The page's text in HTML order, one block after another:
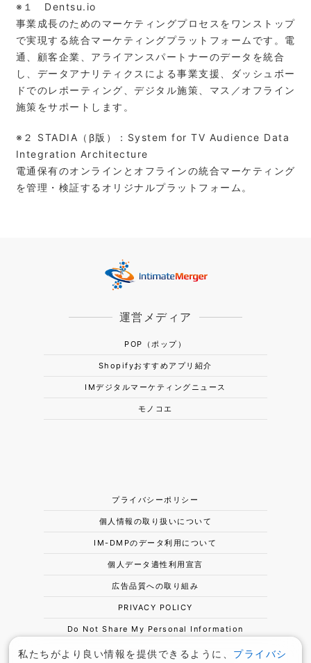
※１ Dentsu.io
事業成長のためのマーケティングプロセスをワンストップ
で実現する統合マーケティングプラットフォームです。電
通、顧客企業、アライアンスパートナーのデータを統合
し、データアナリティクスによる事業支援、ダッシュボー
ドでのレポーティング、デジタル施策、マス／オフライン
施策をサポートします。
※２ STADIA（β版）：System for TV Audience Data
Integration Architecture
電通保有のオンラインとオフラインの統合マーケティング
を管理・検証するオリジナルプラットフォーム。
運営メディア
POP（ポップ）
Shopifyおすすめアプリ紹介
IMデジタルマーケティングニュース
モノコエ
プライバシーポリシー
個人情報の取り扱いについて
IM-DMPのデータ利用について
個人データ適性利用宣言
広告品質への取り組み
PRIVACY POLICY
Do Not Share My Personal Information
私たちがより良い情報を提供できるように、 プライバシ